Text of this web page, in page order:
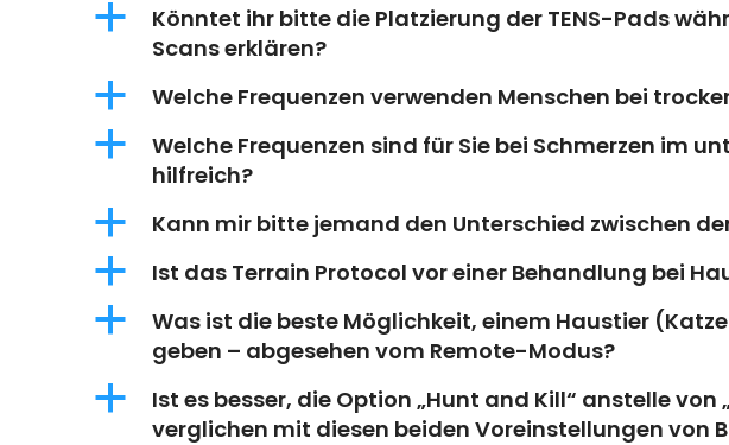
a
Könntet ihr bitte die Platzierung der TENS-Pads
Scans erklären?
a Welche Frequenzen verwenden Menschen bei
a
Welche Frequenzen sind für Sie bei Schmerzen im
hilfreich?
a Kann mir bitte jemand den Unterschied zwischen
a Ist das Terrain Protocol vor einer Behandlung bei
a
Was ist die beste Möglichkeit, einem Haustier
geben – abgesehen vom Remote-Modus?
a
Ist es besser, die Option „Hunt and Kill“ anstelle von
verglichen mit diesen beiden Voreinstellungen von